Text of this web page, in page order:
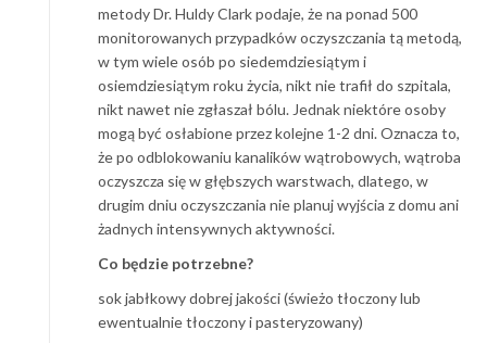
metody Dr. Huldy Clark podaje, że na ponad 500
monitorowanych przypadków oczyszczania tą metodą,
w tym wiele osób po siedemdziesiątym i
osiemdziesiątym roku życia, nikt nie trafił do szpitala,
nikt nawet nie zgłaszał bólu. Jednak niektóre osoby
mogą być osłabione przez kolejne 1-2 dni. Oznacza to,
że po odblokowaniu kanalików wątrobowych, wątroba
oczyszcza się w głębszych warstwach, dlatego, w
drugim dniu oczyszczania nie planuj wyjścia z domu ani
żadnych intensywnych aktywności.
Co będzie potrzebne?
sok jabłkowy dobrej jakości (świeżo tłoczony lub
ewentualnie tłoczony i pasteryzowany)